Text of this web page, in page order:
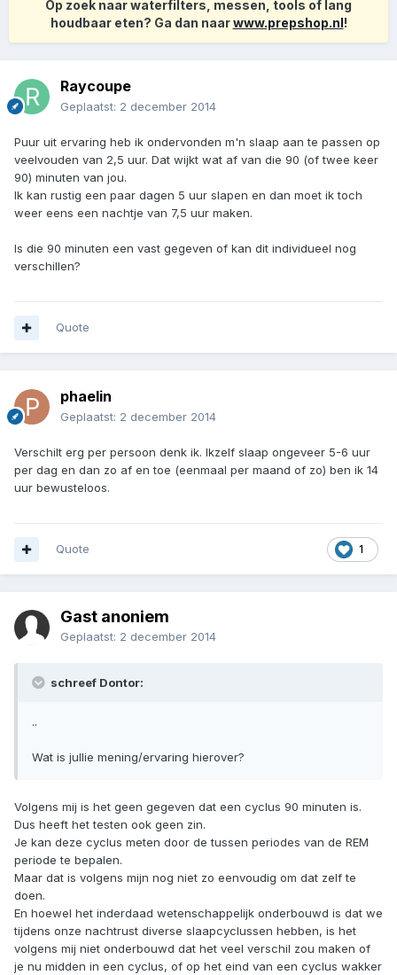
Op zoek naar waterfilters, messen, tools of lang
houdbaar eten? Ga dan naarwww.prepshop.nl!
Raycoupe
Geplaatst: 2 december 2014
Puur uit ervaring heb ik ondervonden m'n slaap aan te passen op
veelvouden van 2,5 uur. Dat wijkt wat af van die 90 (of twee keer
90) minuten van jou.
Ik kan rustig een paar dagen 5 uur slapen en dan moet ik toch
weer eens een nachtje van 7,5 uur maken.
Is die 90 minuten een vast gegeven of kan dit individueel nog
verschillen?
Quote
phaelin
Geplaatst: 2 december 2014
Verschilt erg per persoon denk ik. Ikzelf slaap ongeveer 5-6 uur
per dag en dan zo af en toe (eenmaal per maand of zo) ben ik 14
uur bewusteloos.
1
Quote
Gast anoniem
Geplaatst: 2 december 2014
schreef Dontor:
..
Wat is jullie mening/ervaring hierover?
Volgens mij is het geen gegeven dat een cyclus 90 minuten is.
Dus heeft het testen ook geen zin.
Je kan deze cyclus meten door de tussen periodes van de REM
periode te bepalen.
Maar dat is volgens mijn nog niet zo eenvoudig om dat zelf te
doen.
En hoewel het inderdaad wetenschappelijk onderbouwd is dat we
tijdens onze nachtrust diverse slaapcyclussen hebben, is het
volgens mij niet onderbouwd dat het veel verschil zou maken of
je nu midden in een cyclus, of op het eind van een cyclus wakker